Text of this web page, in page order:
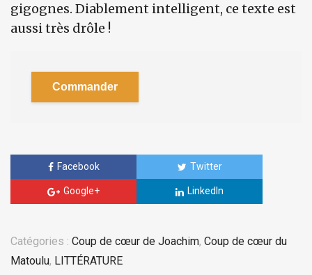
gigognes. Diablement intelligent, ce texte est
aussi très drôle !
Commander
Facebook Twitter
Google+ LinkedIn
Catégories : Coup de cœur de Joachim, Coup de cœur du
Matoulu, LITTÉRATURE